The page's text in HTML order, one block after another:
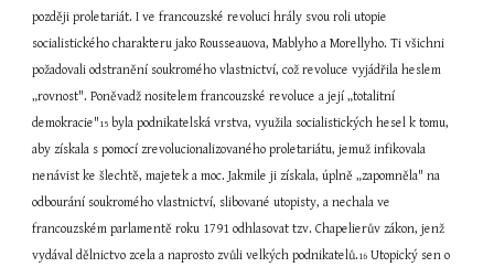
později proletariát. I ve francouzské revoluci hrály svou roli utopie
socialistického charakteru jako Rousseauova, Mablyho a Morellyho. Ti všichni
požadovali odstranění soukromého vlastnictví, což revoluce vyjádřila heslem
„rovnost". Poněvadž nositelem francouzské revoluce a její „totalitní
demokracie"15 byla podnikatelská vrstva, využila socialistických hesel k tomu,
aby získala s pomocí zrevolucionalizovaného proletariátu, jemuž infikovala
nenávist ke šlechtě, majetek a moc. Jakmile ji získala, úplně „zapomněla" na
odbourání soukromého vlastnictví, slibované utopisty, a nechala ve
francouzském parlamentě roku 1791 odhlasovat tzv. Chapelierův zákon, jenž
vydával dělnictvo zcela a naprosto zvůli velkých podnikatelů.16 Utopický sen o